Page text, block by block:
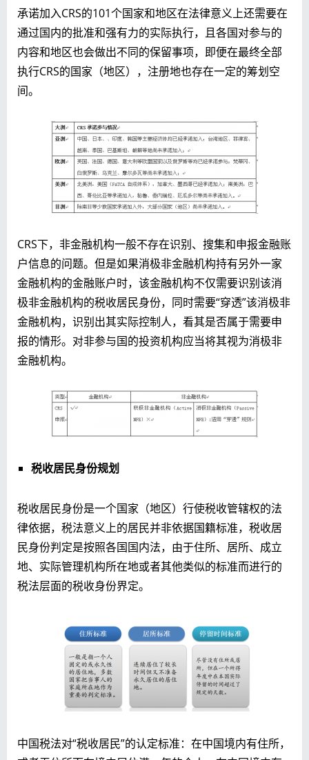
承诺加入CRS的101个国家和地区在法律意义上还需要在
通过国内的批准和强有力的实际执行，且各国对参与的
内容和地区也会做出不同的保留事项，即便在最终全部
执行CRS的国家（地区），注册地也存在一定的筹划空
间。
CRS下，非金融机构一般不存在识别、搜集和申报金融账
户信息的问题。但是如果消极非金融机构持有另外一家
金融机构的金融账户时，该金融机构不仅需要识别该消
极非金融机构的税收居民身份，同时需要“穿透”该消极非
金融机构，识别出其实际控制人，看其是否属于需要申
报的情形。对非参与国的投资机构应当将其视为消极非
金融机构。
税收居民身份规划
税收居民身份是一个国家（地区）行使税收管辖权的法
律依据，税法意义上的居民并非依据国籍标准，税收居
民身份判定是按照各国国内法，由于住所、居所、成立
地、实际管理机构所在地或者其他类似的标准而进行的
税法层面的税收身份界定。
中国税法对“税收居民”的认定标准：在中国境内有住所，